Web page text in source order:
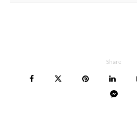
Share